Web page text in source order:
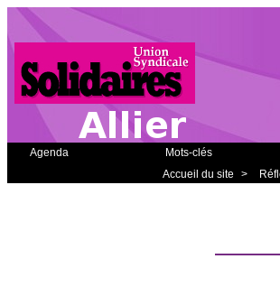
Agenda Mots-clés
Accueil du site
>